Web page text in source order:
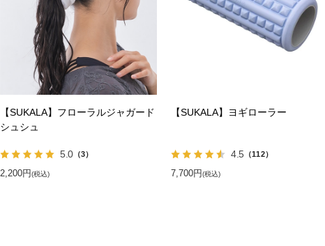
【SUKALA】フローラルジャガード
シュシュ
5.0 （3）
2,200円(税込)
【SUKALA】ヨギローラー
4.5 （112）
7,700円(税込)